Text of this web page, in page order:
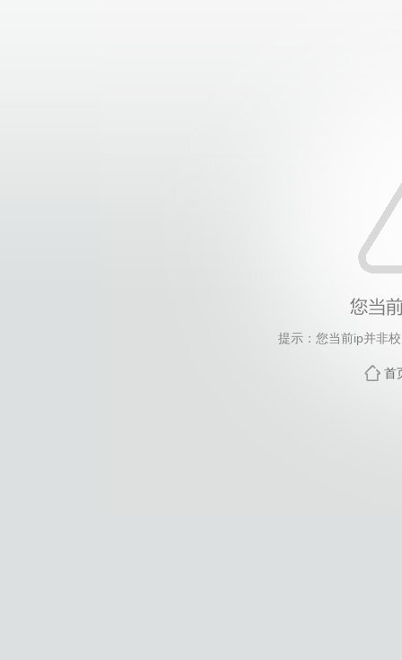
提示：您当前ip并非
首